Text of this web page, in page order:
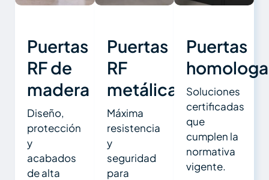
Puertas
RF de
madera
Diseño,
protección
y
acabados
de alta
Puertas
RF
metálicas
Máxima
resistencia
y
seguridad
para
Puertas
Soluciones
certificadas
que
cumplen la
normativa
vigente.